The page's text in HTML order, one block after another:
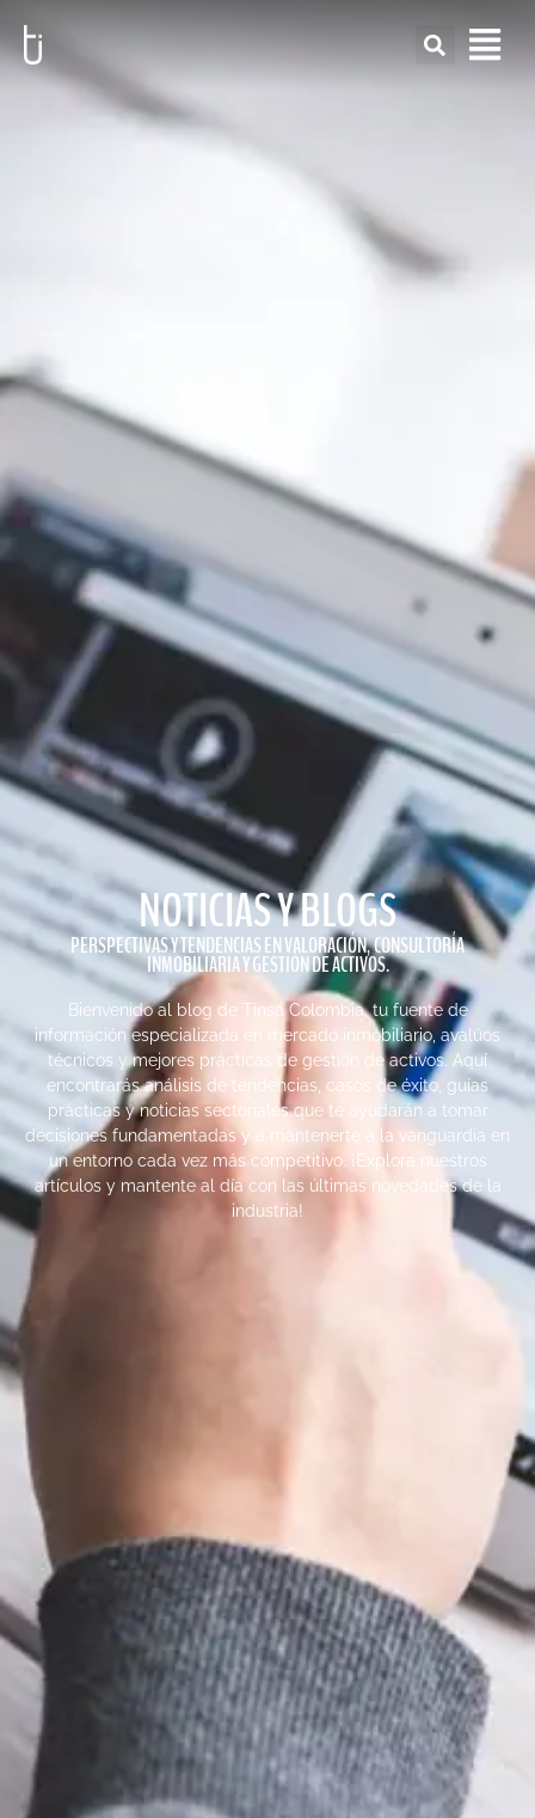
NOTICIAS Y BLOGS
PERSPECTIVAS Y TENDENCIAS EN VALORACIÓN, CONSULTORÍA
INMOBILIARIA Y GESTIÓN DE ACTIVOS.
Bienvenido al blog de Tinsa Colombia, tu fuente de
información especializada en mercado inmobiliario, avalúos
técnicos y mejores prácticas de gestión de activos. Aquí
encontrarás análisis de tendencias, casos de éxito, guías
prácticas y noticias sectoriales que te ayudarán a tomar
decisiones fundamentadas y a mantenerte a la vanguardia en
un entorno cada vez más competitivo. ¡Explora nuestros
artículos y mantente al día con las últimas novedades de la
industria!